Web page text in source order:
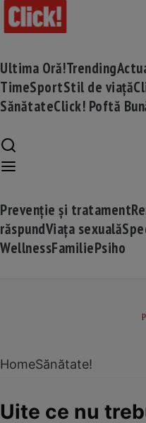
Ultima Oră!Trending
TimeSportStil de viață
SănătateClick! Poftă
Prevenție și tratament
răspundViața sexuală
WellnessFamiliePsiho
HomeSănătate!
Uite ce nu